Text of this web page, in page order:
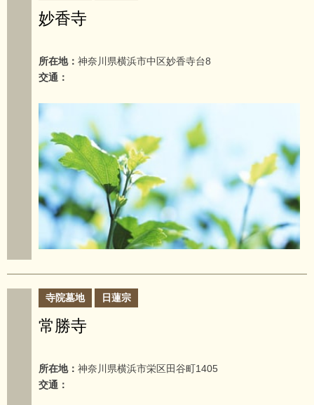
妙香寺
所在地： 神奈川県横浜市中区妙香寺台8
交通：
寺院墓地 日蓮宗
常勝寺
所在地： 神奈川県横浜市栄区田谷町1405
交通：